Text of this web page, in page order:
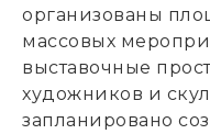
организованы
массовых
выставочные
художников и
запланировано